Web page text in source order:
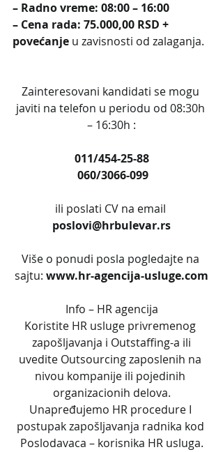
– Radno vreme: 08:00 – 16:00
– Cena rada: 75.000,00 RSD +
povećanje u zavisnosti od zalaganja.
Zainteresovani kandidati se mogu
javiti na telefon u periodu od 08:30h
– 16:30h :
011/454-25-88
060/3066-099
ili poslati CV na email
poslovi@hrbulevar.rs
Više o ponudi posla pogledajte na
sajtu: www.hr-agencija-usluge.com
Info – HR agencija
Koristite HR usluge privremenog
zapošljavanja i Outstaffing-a ili
uvedite Outsourcing zaposlenih na
nivou kompanije ili pojedinih
organizacionih delova.
Unapređujemo HR procedure I
postupak zapošljavanja radnika kod
Poslodavaca – korisnika HR usluga.